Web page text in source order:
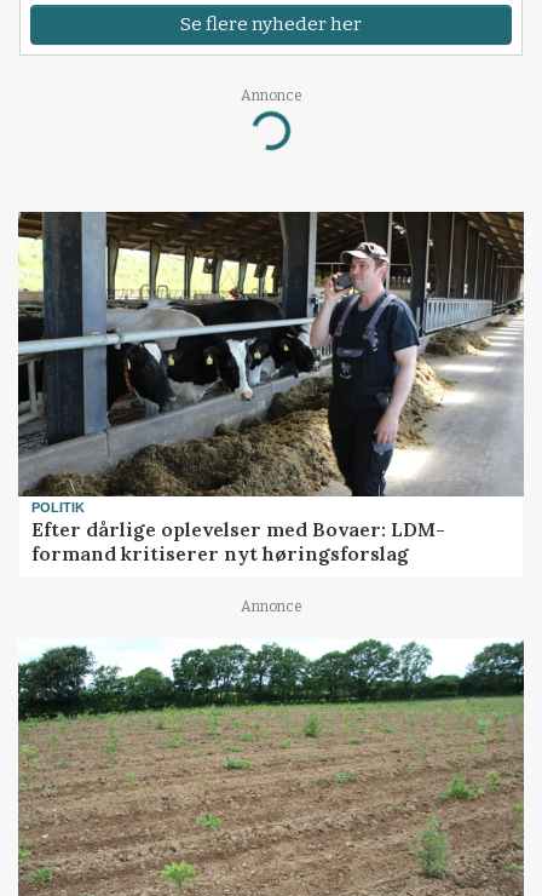
Se flere nyheder her
Annonce
Loading...
POLITIK
Efter dårlige oplevelser med Bovaer: LDM-
formand kritiserer nyt høringsforslag
Annonce